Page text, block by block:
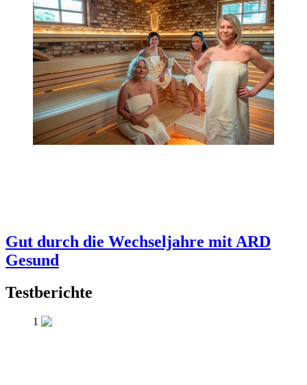
Gut durch die Wechseljahre mit ARD
Gesund
Testberichte
1